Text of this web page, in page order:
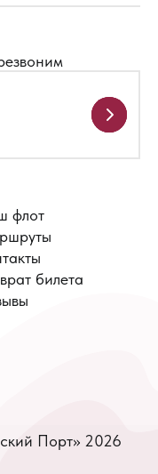
флот
билета
Порт» 2026